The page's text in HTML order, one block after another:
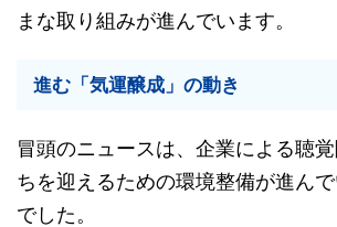
まな取り組みが進んでいます。
進む「気運醸成」の動き
冒頭のニュースは、企業による聴
ちを迎えるための環境整備が進ん
でした。